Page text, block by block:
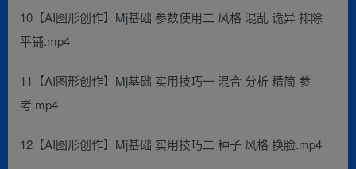
10【AI图形创作】Mj基础 参数使用二 风格 混乱 诡异 排除
平铺.mp4
11【AI图形创作】Mj基础 实用技巧一 混合 分析 精简 参
考.mp4
12【AI图形创作】Mj基础 实用技巧二 种子 风格 换脸.mp4